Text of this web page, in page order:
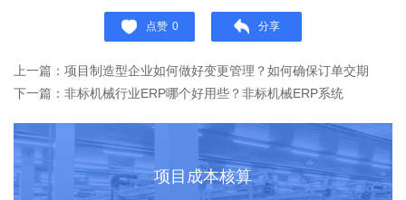
点赞 0 分享
上一篇：项目制造型企业如何做好变更管理？如何确保订单交期
下一篇：非标机械行业ERP哪个好用些？非标机械ERP系统
项目成本核算